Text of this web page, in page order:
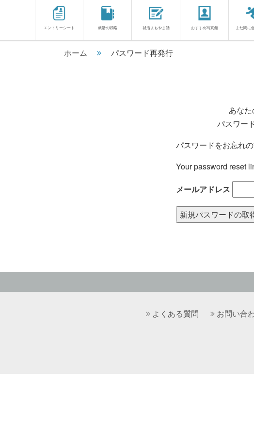
エントリーシート 就活の戦略 就活よもやま話 おすすめ写真館 まだ間に
ホーム パスワード再発行
あな
パスワー
パスワードをお忘れ
Your password reset
メールアドレス
よくある質問 お問い合